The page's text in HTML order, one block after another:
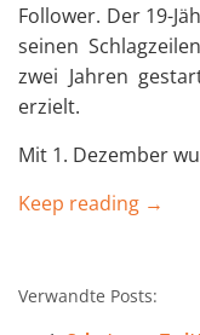
Follower. Der 19-
seinen
zwei Jahren
erzielt.
Mit 1. Dezember
Keep reading →
Verwandte Posts: